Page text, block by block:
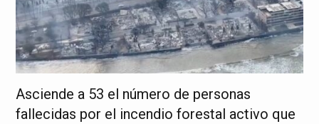
Asciende a 53 el número de personas
fallecidas por el incendio forestal activo que